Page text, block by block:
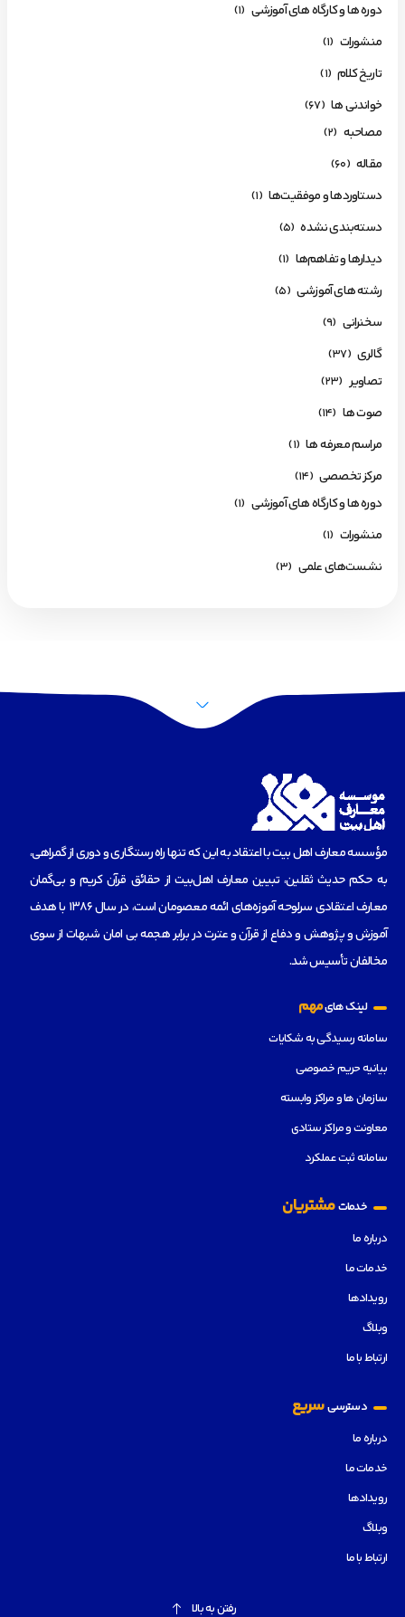
دوره ها و کارگاه های آموزشی (1)
منشورات (1)
تاریخ کلام (1)
خواندنی ها (67)
مصاحبه (2)
مقاله (60)
دستاوردها و موفقیت‌ها (1)
دسته‌بندی نشده (5)
دیدارها و تفاهم‌ها (1)
رشته های آموزشی (5)
سخنرانی (9)
گالری (37)
تصاویر (23)
صوت ها (14)
مراسم معرفه ها (1)
مرکز تخصصی (14)
دوره ها و کارگاه های آموزشی (1)
منشورات (1)
نشست‌های علمی (3)
مؤسسه‌ معارف اهل بیت با اعتقاد به این که تنها راه رستگاری و دوری از گمراهی،
به حکم حدیث ثقلین، تبیین معارف اهل‌بیت از حقائق قرآن کریم و بی‌گمان
معارف اعتقادی سرلوحه آموزه‌های ائمه معصومان است، در سال 1386 با هدف
آموزش و پژوهش و دفاع از قرآن و عترت در برابر هجمه بی امان شبهات از سوی
مخالفان تأسیس شد.
لینک هایمهم
سامانه رسیدگی به شکایات
بیانیه حریم خصوصی
سازمان ها و مراکز وابسته
معاونت و مراکز ستادی
سامانه ثبت عملکرد
خدماتمشتریان
درباره ما
خدمات ما
رویدادها
وبلاگ
ارتباط با ما
دسترسیسریع
درباره ما
خدمات ما
رویدادها
وبلاگ
ارتباط با ما
رفتن به بالا